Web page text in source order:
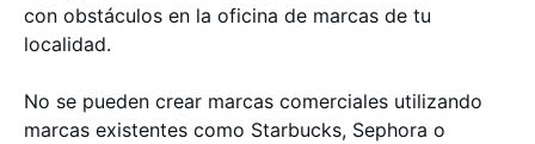
con obstáculos en la oficina de marcas de tu
localidad.
No se pueden crear marcas comerciales utilizando
marcas existentes como Starbucks, Sephora o